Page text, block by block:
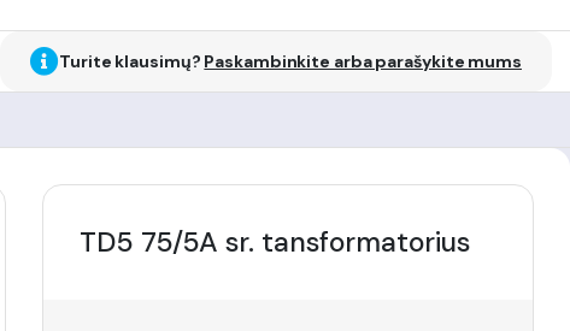
Turite klausimų? Paskambinkite arba parašykite mums
TD5 75/5A sr. tansformatorius